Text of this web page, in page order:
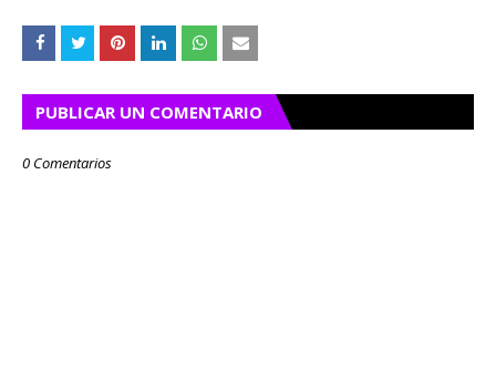
PUBLICAR UN COMENTARIO
0 Comentarios